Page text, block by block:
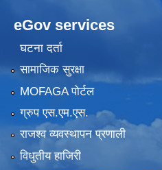
eGov services
घटना दर्ता
सामाजिक सुरक्षा
MOFAGA पोर्टल
ग्रुप एस.एम.एस.
राजश्व व्यवस्थापन प्रणाली
विधुतीय हाजिरी